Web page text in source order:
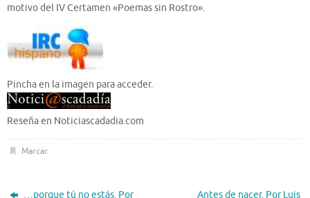
motivo del IV Certamen «Poemas sin Rostro».
Pincha en la imagen para acceder.
Reseña en Noticiascadadia.com
Marcar.
…porque tú no estás. Por
Antes de nacer. Por Luis